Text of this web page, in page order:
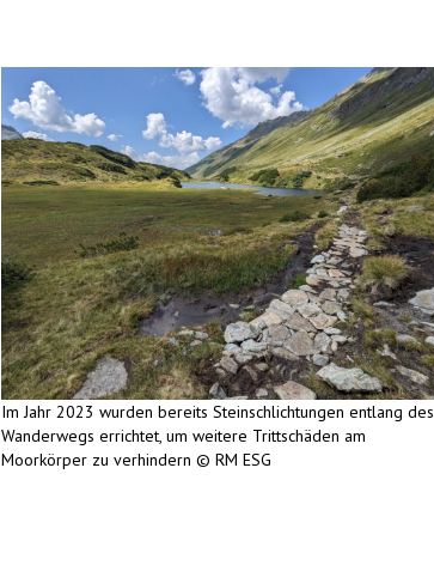
Im Jahr 2023 wurden bereits Steinschlichtungen entlang des
Wanderwegs errichtet, um weitere Trittschäden am
Moorkörper zu verhindern © RM ESG